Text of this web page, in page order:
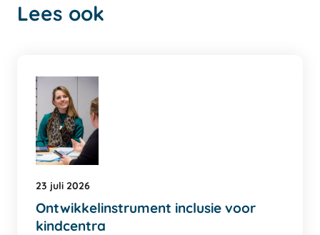
Lees ook
23 juli 2026
Ontwikkelinstrument inclusie voor
kindcentra